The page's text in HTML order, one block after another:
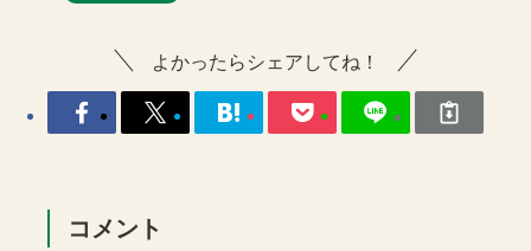
よかったらシェアしてね！
コメント